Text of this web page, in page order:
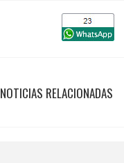
NOTICIAS RELACIONADAS